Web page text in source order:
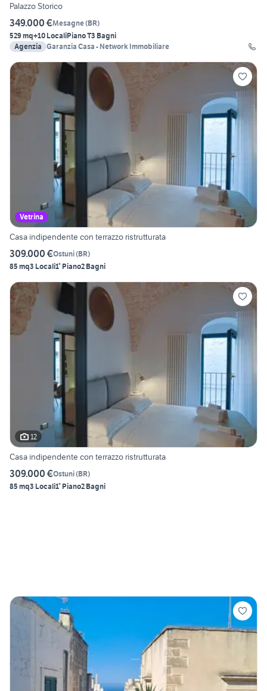
Palazzo Storico
349.000 €Mesagne(BR)
529 mq+10 LocaliPiano T3 Bagni
Agenzia Garanzia Casa - Network Immobiliare
Vetrina
Casa indipendente con terrazzo ristrutturata
309.000 €Ostuni(BR)
85 mq3 Locali1° Piano2 Bagni
12
Casa indipendente con terrazzo ristrutturata
309.000 €Ostuni(BR)
85 mq3 Locali1° Piano2 Bagni